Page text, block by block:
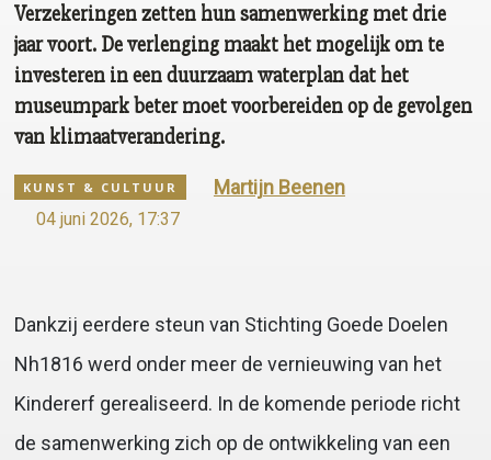
KUNST & CULTUUR
04 juni 2026, 17:37
Martijn Beenen
Verzekeringen zetten hun samenwerking met drie
jaar voort. De verlenging maakt het mogelijk om te
investeren in een duurzaam waterplan dat het
museumpark beter moet voorbereiden op de gevolgen
van klimaatverandering.
Dankzij eerdere steun van Stichting Goede Doelen
Nh1816 werd onder meer de vernieuwing van het
Kindererf gerealiseerd. In de komende periode richt
de samenwerking zich op de ontwikkeling van een